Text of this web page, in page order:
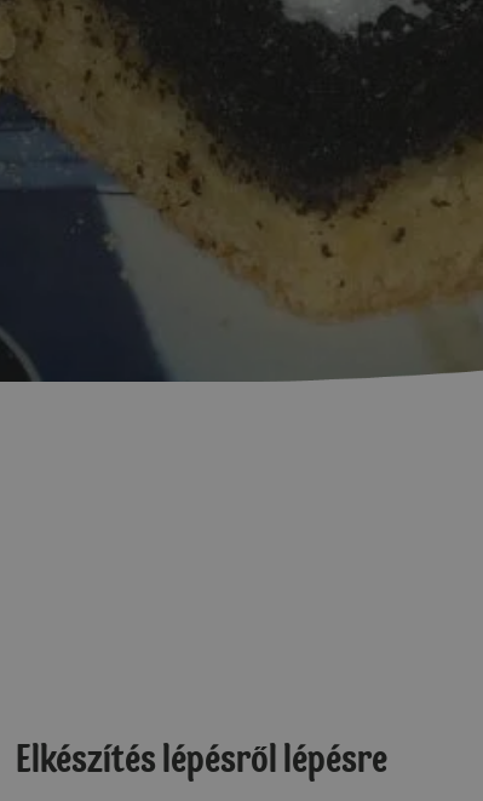
Elkészítés lépésről lépésre